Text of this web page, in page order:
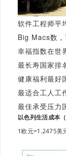
软件工程师平
Big Macs数
幸福指数在
最长寿国家排
健康福利最好
最适合工人工
最佳承受压力
以色列生活成本（
1欧元=1.2475美